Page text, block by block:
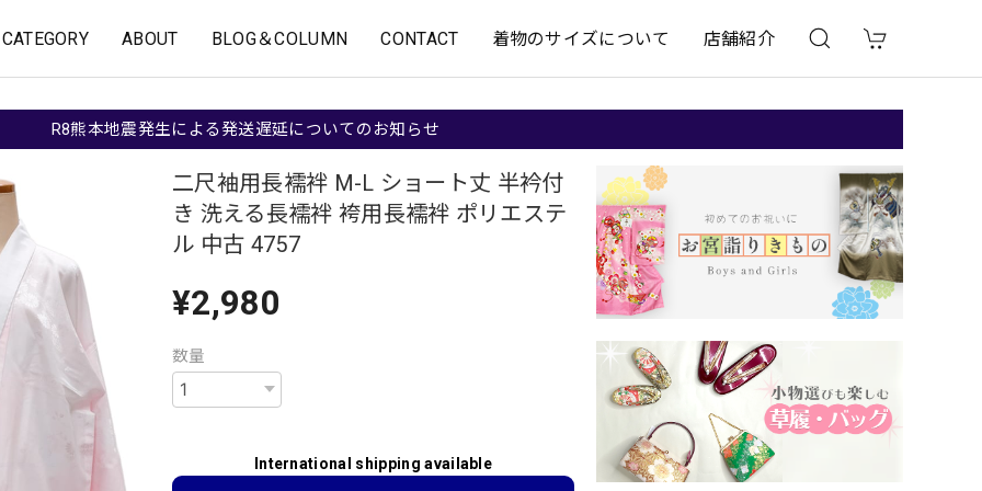
CATEGORY ABOUT BLOG＆COLUMN CONTACT 着物のサイズについて 店舗紹介
R8熊本地震発生による発送遅延についてのお知らせ
二尺袖用長襦袢 M-L ショート丈 半衿付
き 洗える長襦袢 袴用長襦袢 ポリエステ
ル 中古 4757
¥2,980
数量
International shipping available